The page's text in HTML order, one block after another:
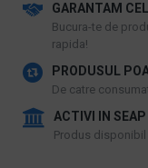
GARANTAM
​Bucura-te de
rapida!
PRODUSUL
De catre
ACTIVI IN SEAP
Produs